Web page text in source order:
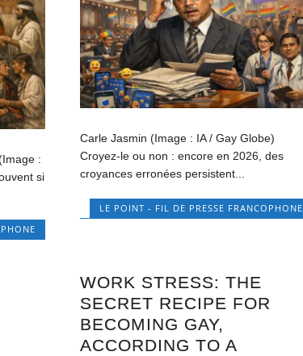
:
si
Carle Jasmin (Image : IA / Gay Globe)
Croyez-le ou non : encore en 2026, des
croyances erronées persistent...
LE POINT - FIL DE PRESSE FRANCOPHONE
WORK STRESS: THE
SECRET RECIPE FOR
BECOMING GAY,
ACCORDING TO A